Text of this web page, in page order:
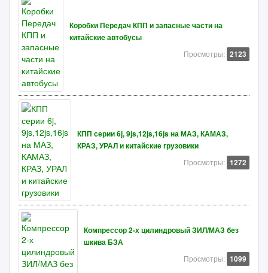
Коробки Передач КПП и запасные части на
китайские автобусы
Просмотры: 2123
КПП серии 6j, 9js,12js,16js на МАЗ, КАМАЗ,
КРАЗ, УРАЛ и китайские грузовики
Просмотры: 1272
Компрессор 2-х цилиндровый ЗИЛ/МАЗ без
шкива БЗА
Просмотры: 1099